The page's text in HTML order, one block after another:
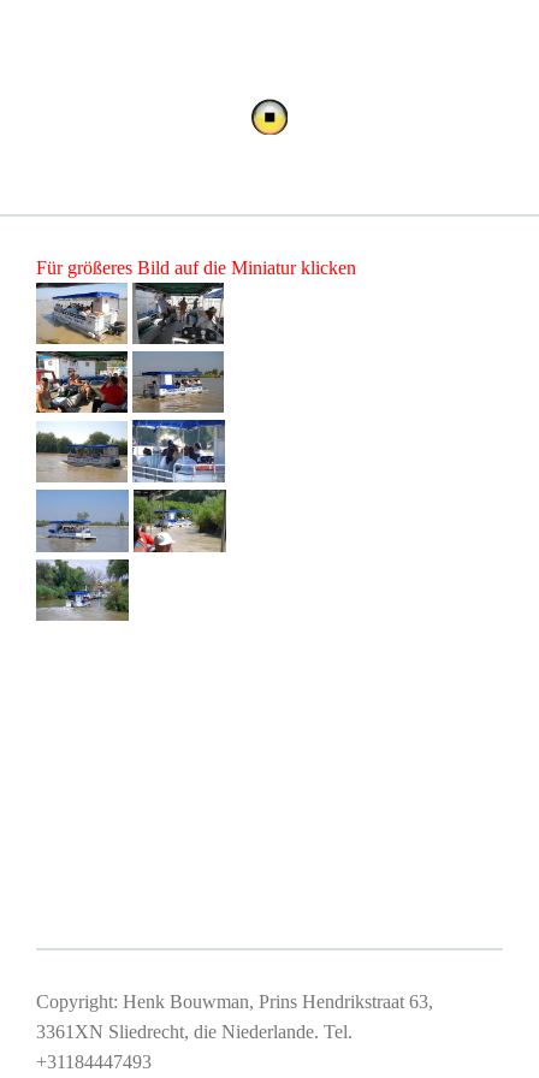
Für größeres Bild auf die Miniatur klicken
Copyright: Henk Bouwman, Prins Hendrikstraat 63,
3361XN Sliedrecht, die Niederlande. Tel.
+31184447493